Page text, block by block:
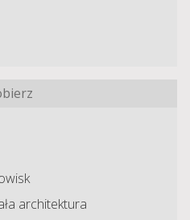
architektura